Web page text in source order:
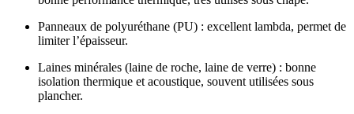
Panneaux de polyuréthane (PU) : excellent lambda, permet de
limiter l’épaisseur.
Laines minérales (laine de roche, laine de verre) : bonne
isolation thermique et acoustique, souvent utilisées sous
plancher.